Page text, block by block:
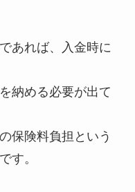
あれば、入金時に
納める必要が出て
保険料負担という
す。